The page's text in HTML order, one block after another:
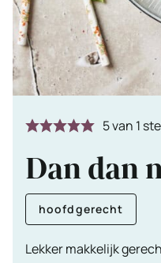
5van 1
Dan dan
hoofdgerecht
Lekker makkelijk